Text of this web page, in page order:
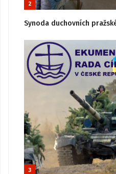
2
Synoda duchovních
3